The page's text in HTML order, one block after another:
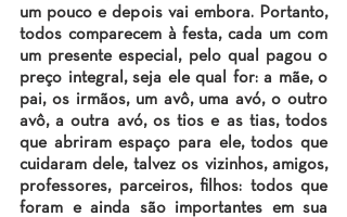
um pouco e depois vai embora. Portanto,
todos comparecem à festa, cada um com
um presente especial, pelo qual pagou o
preço integral, seja ele qual for: a mãe, o
pai, os irmãos, um avô, uma avó, o outro
avô, a outra avó, os tios e as tias, todos
que abriram espaço para ele, todos que
cuidaram dele, talvez os vizinhos, amigos,
professores, parceiros, filhos: todos que
foram e ainda são importantes em sua